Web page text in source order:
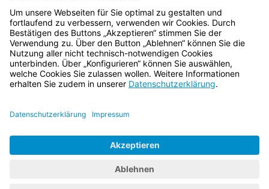
Anlage zur Bekanntmachung der zugelassenen
Wahlvorschläge für die Wahl des Gemeinderats
Bayern.de
BayernPortal
Impressum